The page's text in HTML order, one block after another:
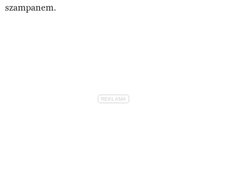
szampanem.